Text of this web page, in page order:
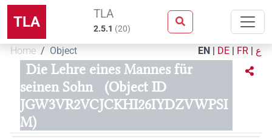
TLA TLA
2.5.1 (20)
Home Object EN | DE | FR | ع
Die Lehre eines Mannes für
seinen Sohn
(Object ID
JGW3VR2VCJCKHI26IYDZVWPSI
M)